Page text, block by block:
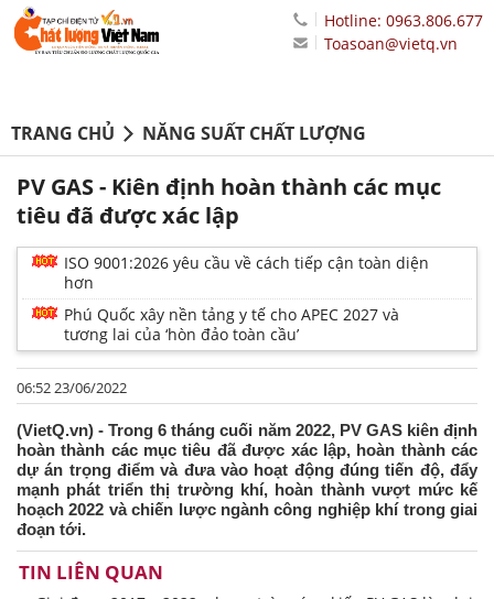
Hotline: 0963.806.677
Toasoan@vietq.vn
TRANG CHỦ NĂNG SUẤT CHẤT LƯỢNG
PV GAS - Kiên định hoàn thành các mục
tiêu đã được xác lập
ISO 9001:2026 yêu cầu về cách tiếp cận toàn diện
hơn
Phú Quốc xây nền tảng y tế cho APEC 2027 và
tương lai của ‘hòn đảo toàn cầu’
06:52 23/06/2022
(VietQ.vn) - Trong 6 tháng cuối năm 2022, PV GAS kiên định
hoàn thành các mục tiêu đã được xác lập, hoàn thành các
dự án trọng điểm và đưa vào hoạt động đúng tiến độ, đẩy
mạnh phát triển thị trường khí, hoàn thành vượt mức kế
hoạch 2022 và chiến lược ngành công nghiệp khí trong giai
đoạn tới.
TIN LIÊN QUAN